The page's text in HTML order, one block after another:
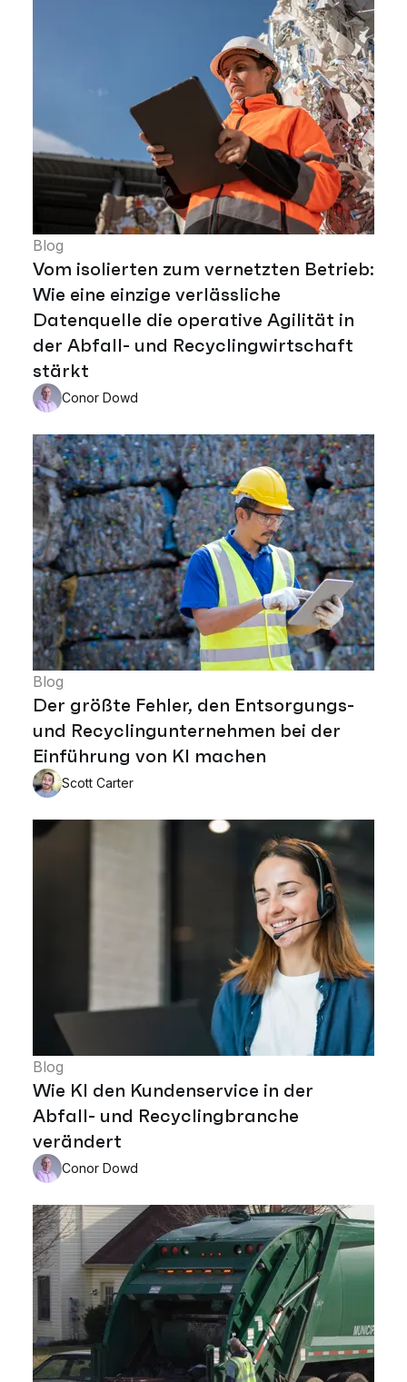
Blog
Vom isolierten zum vernetzten Betrieb:
Wie eine einzige verlässliche
Datenquelle die operative Agilität in
der Abfall- und Recyclingwirtschaft
stärkt
Conor Dowd
Blog
Der größte Fehler, den Entsorgungs-
und Recyclingunternehmen bei der
Einführung von KI machen
Scott Carter
Blog
Wie KI den Kundenservice in der
Abfall- und Recyclingbranche
verändert
Conor Dowd